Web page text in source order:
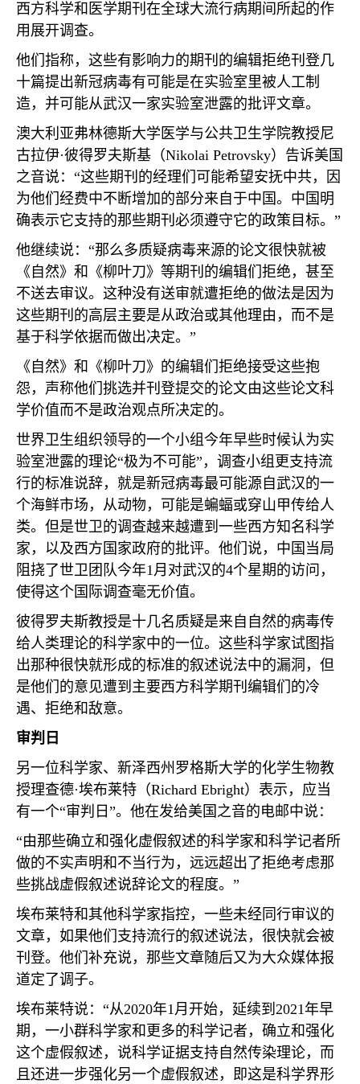
西方科学和医学期刊在全球大流行病期间所起的作
用展开调查。
他们指称，这些有影响力的期刊的编辑拒绝刊登几
十篇提出新冠病毒有可能是在实验室里被人工制
造，并可能从武汉一家实验室泄露的批评文章。
澳大利亚弗林德斯大学医学与公共卫生学院教授尼
古拉伊·彼得罗夫斯基（Nikolai Petrovsky）告诉美国
之音说：“这些期刊的经理们可能希望安抚中共，因
为他们经费中不断增加的部分来自于中国。中国明
确表示它支持的那些期刊必须遵守它的政策目标。”
他继续说：“那么多质疑病毒来源的论文很快就被
《自然》和《柳叶刀》等期刊的编辑们拒绝，甚至
不送去审议。这种没有送审就遭拒绝的做法是因为
这些期刊的高层主要是从政治或其他理由，而不是
基于科学依据而做出决定。”
《自然》和《柳叶刀》的编辑们拒绝接受这些抱
怨，声称他们挑选并刊登提交的论文由这些论文科
学价值而不是政治观点所决定的。
世界卫生组织领导的一个小组今年早些时候认为实
验室泄露的理论“极为不可能”，调查小组更支持流
行的标准说辞，就是新冠病毒最可能源自武汉的一
个海鲜市场，从动物，可能是蝙蝠或穿山甲传给人
类。但是世卫的调查越来越遭到一些西方知名科学
家，以及西方国家政府的批评。他们说，中国当局
阻挠了世卫团队今年1月对武汉的4个星期的访问，
使得这个国际调查毫无价值。
彼得罗夫斯教授是十几名质疑是来自自然的病毒传
给人类理论的科学家中的一位。这些科学家试图指
出那种很快就形成的标准的叙述说法中的漏洞，但
是他们的意见遭到主要西方科学期刊编辑们的冷
遇、拒绝和敌意。
审判日
另一位科学家、新泽西州罗格斯大学的化学生物教
授理查德·埃布莱特（Richard Ebright）表示，应当
有一个“审判日”。他在发给美国之音的电邮中说：
“由那些确立和强化虚假叙述的科学家和科学记者所
做的不实声明和不当行为，远远超出了拒绝考虑那
些挑战虚假叙述说辞论文的程度。”
埃布莱特和其他科学家指控，一些未经同行审议的
文章，如果他们支持流行的叙述说法，很快就会被
刊登。他们补充说，那些文章随后又为大众媒体报
道定了调子。
埃布莱特说：“从2020年1月开始，延续到 2021年早
期，一小群科学家和更多的科学记者，确立和强化
这个虚假叙述，说科学证据支持自然传染理论，而
且还进一步强化另一个虚假叙述，即这是科学界形